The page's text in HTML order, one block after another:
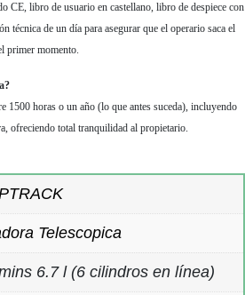
CE, libro de usuario en castellano, libro de despiece con
técnica de un día para asegurar que el operario saca el
primer momento.
1500 horas o un año (lo que antes suceda), incluyendo
ofreciendo total tranquilidad al propietario.
Telescopica
6.7 l (6 cilindros en línea)